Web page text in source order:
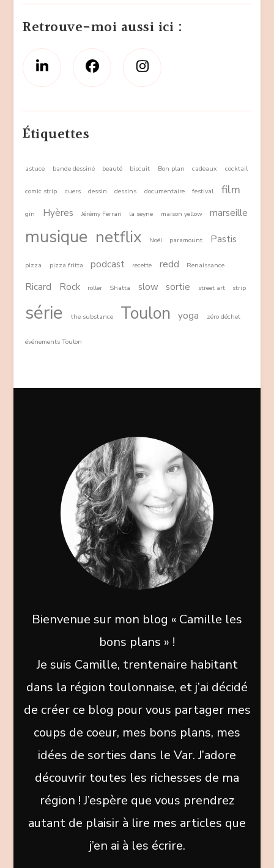
Retrouve-moi aussi ici :
Étiquettes
astuce bande dessiné beauté biscuit Bon plan cadeaux cocktail
comic strip cuers dessin dessins documentaire festival film
gin Hyères Jérémy Ferrari la seyne maison yellow marseille
musique netflix Noël paramount Pastis
pizza pizza fritta podcast recette redd Renaissance
Ricard Rock roller Shatta slow sortie street art strip
série the substance Toulon yoga zéro déchet
événements Toulon
Bienvenue sur mon blog « Camille les
bons plans » !
Je suis Camille, trentenaire habitant
dans la région toulonnaise, et j’ai décidé
de créer ce blog pour vous partager mes
coups de coeur, mes bons plans, mes
idées de sorties dans le Var. J’adore
découvrir toutes les richesses de ma
région ! J’espère que vous prendrez
autant de plaisir à lire mes articles que
j’en ai à les écrire.